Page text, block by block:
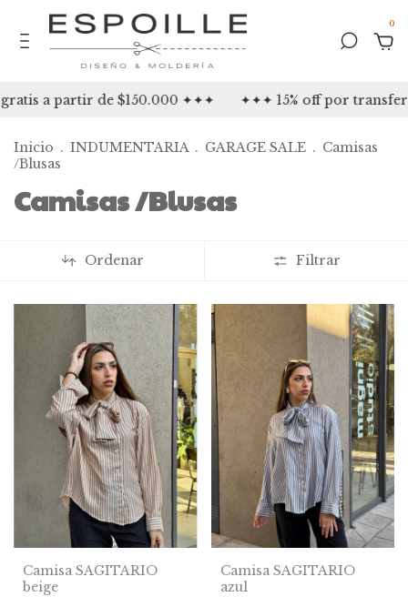
0
a partir de $150.000 ✦✦✦ ✦✦✦ 15% off por
Inicio . INDUMENTARIA . GARAGE SALE . Camisas
/Blusas
Camisas /Blusas
Ordenar Filtrar
Camisa SAGITARIO
beige
Camisa SAGITARIO
azul